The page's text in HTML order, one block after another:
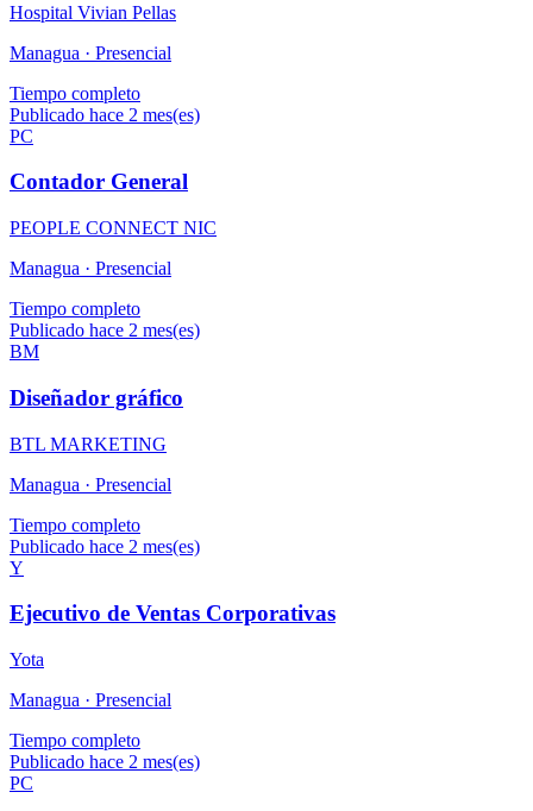
Hospital Vivian Pellas
Managua · Presencial
Tiempo completo
Publicado hace 2 mes(es)
PC
Contador General
PEOPLE CONNECT NIC
Managua · Presencial
Tiempo completo
Publicado hace 2 mes(es)
BM
Diseñador gráfico
BTL MARKETING
Managua · Presencial
Tiempo completo
Publicado hace 2 mes(es)
Y
Ejecutivo de Ventas Corporativas
Yota
Managua · Presencial
Tiempo completo
Publicado hace 2 mes(es)
PC